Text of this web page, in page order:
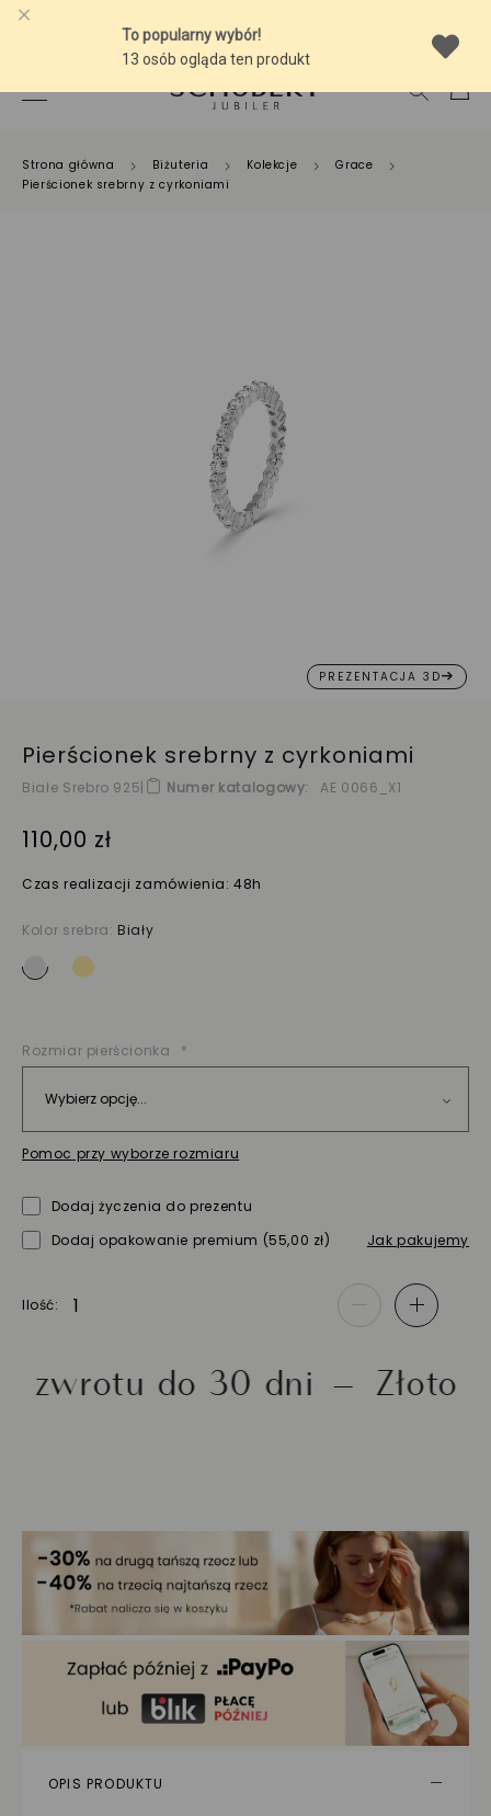
Strona główna Biżuteria Kolekcje
Grace
Pierścionek srebrny z cyrkoniami
PREZENTACJA 3D
Pierścionek srebrny z cyrkoniami
Białe Srebro 925| Numer katalogowy AE 0066_X1
110,00 zł
Czas realizacji zamówienia: 48h
Kolor srebra: Biały
Rozmiar pierścionka
Pomoc przy wyborze rozmiaru
Dodaj życzenia do prezentu
Dodaj opakowanie premium (55,00 zł) Jak pakujemy
Ilość - +
do 30 dni Złoto próby
OPIS PRODUKTU